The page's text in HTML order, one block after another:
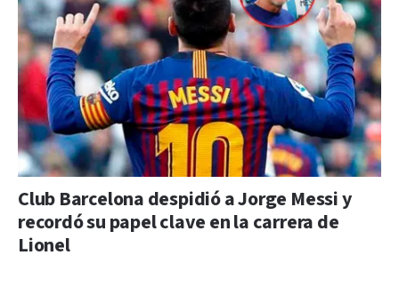
Club Barcelona despidió a Jorge Messi y
recordó su papel clave en la carrera de
Lionel